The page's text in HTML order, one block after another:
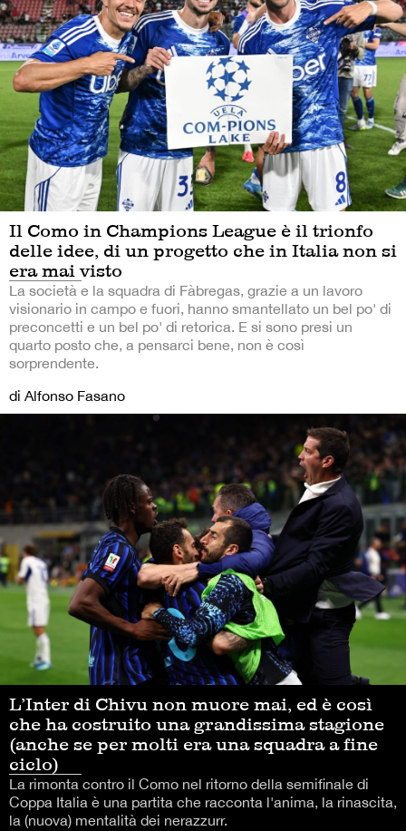
Il Como in Champions League è il trionfo
delle idee, di un progetto che in Italia non si
era mai visto
La società e la squadra di Fàbregas, grazie a un lavoro
visionario in campo e fuori, hanno smantellato un bel po' di
preconcetti e un bel po' di retorica. E si sono presi un
quarto posto che, a pensarci bene, non è così
sorprendente.
di Alfonso Fasano
L’Inter di Chivu non muore mai, ed è così
che ha costruito una grandissima stagione
(anche se per molti era una squadra a fine
ciclo)
La rimonta contro il Como nel ritorno della semifinale di
Coppa Italia è una partita che racconta l'anima, la rinascita,
la (nuova) mentalità dei nerazzurr.